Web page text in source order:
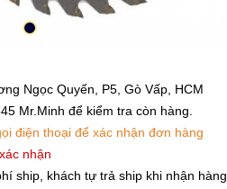
Ngọc Quyến, P5, Gò Vấp, HCM
Mr.Minh để kiểm tra còn hàng.
điện thoại để xác nhận đơn hàng
nhận
ship, khách tự trả ship khi nhận hàng